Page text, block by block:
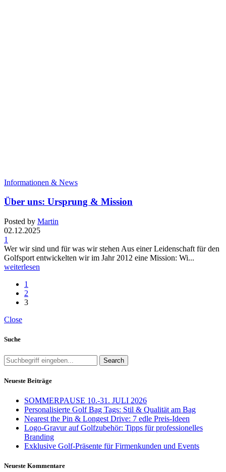
Informationen & News
Über uns: Ursprung & Mission
Posted by Martin
02.12.2025
1
Wer wir sind und für was wir stehen Aus einer Leidenschaft für den
Golfsport entwickelten wir im Jahr 2012 eine Mission: Wi...
weiterlesen
1
2
3
Close
Suche
Search
Neueste Beiträge
SOMMERPAUSE 10.-31. JULI 2026
Personalisierte Golf Bag Tags: Stil & Qualität am Bag
Nearest the Pin & Longest Drive: 7 edle Preis-Ideen
Logo-Gravur auf Golfzubehör: Tipps für professionelles
Branding
Exklusive Golf-Präsente für Firmenkunden und Events
Neueste Kommentare